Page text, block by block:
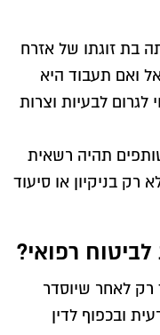
בת זוגתו של אזרח
ואם תעבוד היא
לגרום לבעיות וצרות
תהיה רשאית
רק בניקיון או סיעוד
רפואי?
רק לאחר שיוסדר
ובכפוף לדין